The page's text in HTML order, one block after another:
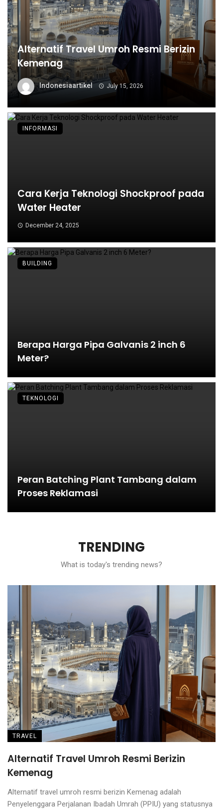
Alternatif Travel Umroh Resmi Berizin
Kemenag
Indonesiaartikel July 15, 2026
Cara Kerja Teknologi Shockproof pada
Water Heater
December 24, 2025
INFORMASI
Berapa Harga Pipa Galvanis 2 inch 6
Meter?
BUILDING
Peran Batching Plant Tambang dalam
Proses Reklamasi
TEKNOLOGI
TRENDING
What is today's trending news?
TRAVEL
Alternatif Travel Umroh Resmi Berizin
Kemenag
Alternatif travel umroh resmi berizin Kemenag adalah
Penyelenggara Perjalanan Ibadah Umrah (PPIU) yang statusnya